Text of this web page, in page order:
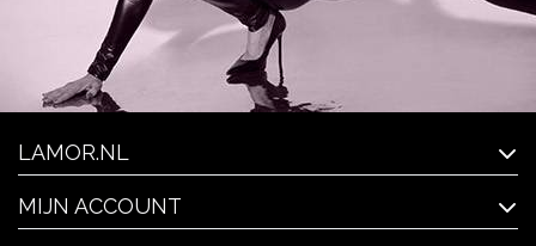
LAMOR.NL
MIJN ACCOUNT